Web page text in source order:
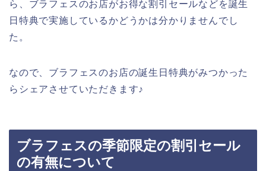
ら、ブラフェスのお店がお得な割引セールなどを誕生
日特典で実施しているかどうかは分かりませんでし
た。
なので、ブラフェスのお店の誕生日特典がみつかった
らシェアさせていただきます♪
ブラフェスの季節限定の割引セール
の有無について